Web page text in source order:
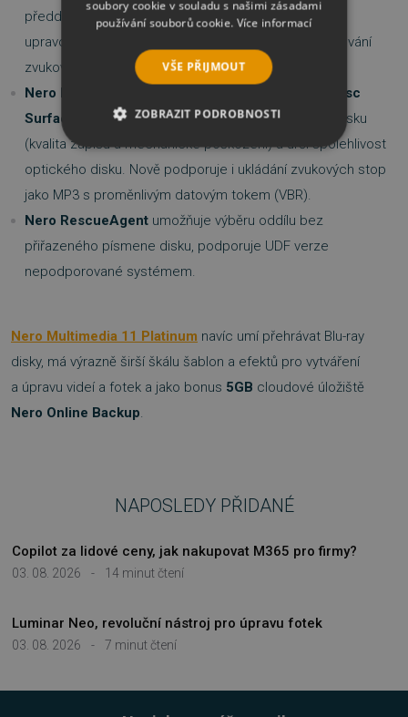
předdefinovány template pro různá zařízení, lze je i
upravovat, a nechybí ani dávkové kódování či extrahování
zvukových stop z hlavního filmového titulu DVD.
Nero Burning ROM
SecurDisc
Surface Scan , která skenuje a detekuje vlastnosti disku
(kvalita zápisu a mechanické poškození) a určí spolehlivost
optického disku. Nově podporuje i ukládání zvukových stop
jako MP3 s proměnlivým datovým tokem (VBR).
Nero RescueAgent umožňuje výběru oddílu bez
přiřazeného písmene disku, podporuje UDF verze
nepodporované systémem.
Nero Multimedia 11 Platinum navíc umí přehrávat Blu-ray
disky, má výrazně širší škálu šablon a efektů pro vytváření
a úpravu videí a fotek a jako bonus 5GB cloudové úložiště
Nero Online Backup
NAPOSLEDY PŘIDANÉ
03. 08. 2026 - 14 minut čtení
Copilot za lidové ceny, jak nakupovat M365 pro firmy?
03. 08. 2026 - 7 minut čtení
Luminar Neo, revoluční nástroj pro úpravu fotek
soubory cookie v souladu s našimi zásadami
používání souborů cookie. Více informací
VŠE PŘIJMOUT
ZOBRAZIT PODROBNOSTI
NEZBYTNĚ NUTNÉ SOUBORY
VÝKONOVÉ SOUBORY
SOUBORY CÍLENÍ
FUNKČNÍ SOUBORY
Nezbytně nutné soubory cookie umožňují
základní funkce webových stránek, jako je
cookie správně používat.
_GRECAPTCHA
Google LLC